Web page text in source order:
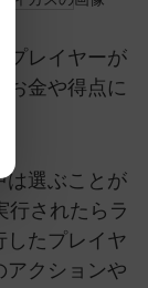
プレイヤーが
お金や得点に
は選ぶことが
行されたらラ
したプレイヤ
アクションや